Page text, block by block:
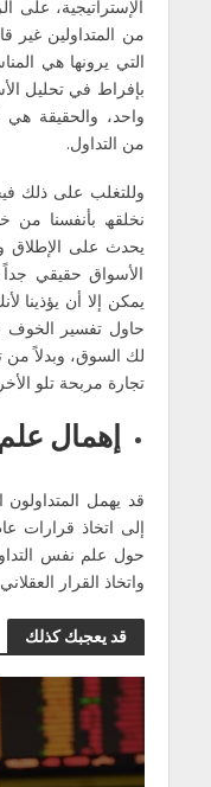
الإستراتیجیة، على
من المتداولین غیر
التي یرونھا ھي
بإفراط في تحلیل
واحد، والحقیقة
من التداول.
وللتغلب على ذلك
نخلقھ بأنفسنا من
یحدث على
الأسواق حقیقي
یمكن إلا أن یؤذینا
حاول تفسیر
لك السوق، وبدلاً
تجارة مربحة تلو
إھمال
قد یھمل
إلى اتخاذ قرارات
حول علم نفس
واتخاذ القرار
قد يعجبك كذلك